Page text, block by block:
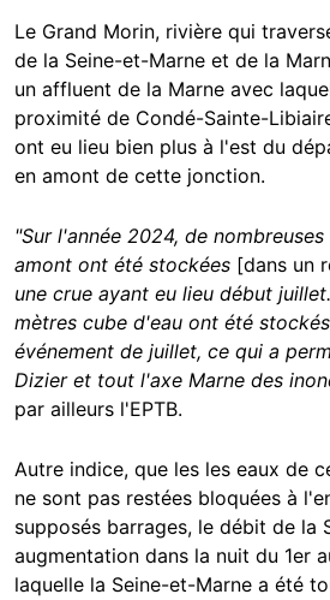
Le Grand Morin, rivière qui
de la Seine-et-Marne et de la
un affluent de la Marne avec
proximité de Condé-Sainte-
ont eu lieu bien plus à l'est du
en amont de cette jonction.
"Sur l'année 2024, de
amont ont été stockées [dans un
une crue ayant eu lieu début
mètres cube d'eau ont été
événement de juillet, ce qui a
Dizier et tout l'axe Marne des
par ailleurs l'EPTB.
Autre indice, que les les eaux de
ne sont pas restées bloquées à
supposés barrages, le débit de la
augmentation dans la nuit du 1er
laquelle la Seine-et-Marne a été